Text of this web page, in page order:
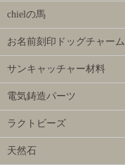
chielの馬
お名前刻印ドッグチャーム
サンキャッチャー材料
電気鋳造パーツ
ラクトビーズ
天然石